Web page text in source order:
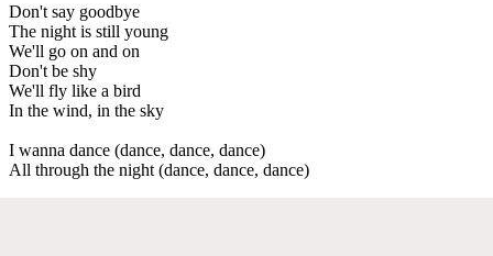
Don't say goodbye
The night is still young
We'll go on and on
Don't be shy
We'll fly like a bird
In the wind, in the sky
I wanna dance (dance, dance, dance)
All through the night (dance, dance, dance)